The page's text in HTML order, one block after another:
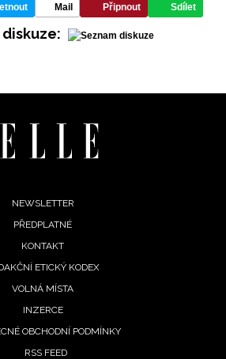
Mail Připnout Sdílet
NEWSLETTER
PŘEDPLATNÉ
KONTAKT
ETICKÝ KODEX
VOLNÁ MÍSTA
INZERCE
OBCHODNÍ PODMÍNKY
RSS FEED